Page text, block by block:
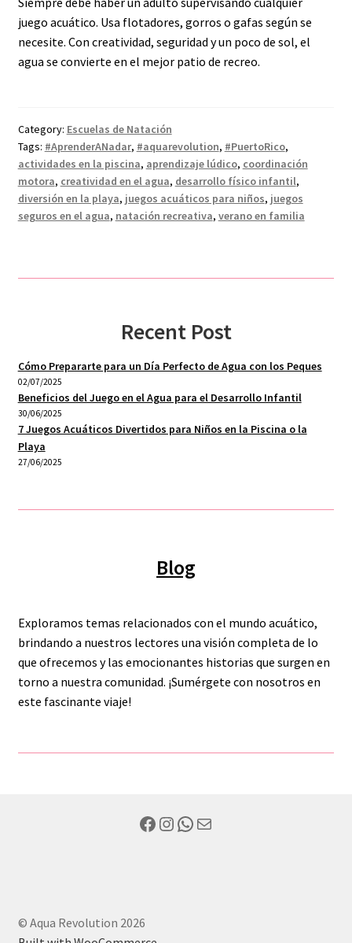
juego acuático. Usa flotadores, gorros o gafas según se
necesite. Con creatividad, seguridad y un poco de sol, el
agua se convierte en el mejor patio de recreo.
Category: Escuelas de Natación
Tags: #AprenderANadar, #aquarevolution, #PuertoRico,
actividades en la piscina, aprendizaje lúdico, coordinación
motora, creatividad en el agua, desarrollo físico infantil,
diversión en la playa, juegos acuáticos para niños, juegos
seguros en el agua, natación recreativa, verano en familia
Recent Post
Cómo Prepararte para un Día Perfecto de Agua con los Peques
02/07/2025
Beneficios del Juego en el Agua para el Desarrollo Infantil
30/06/2025
7 Juegos Acuáticos Divertidos para Niños en la Piscina o la
Playa
27/06/2025
Blog
Exploramos temas relacionados con el mundo acuático,
brindando a nuestros lectores una visión completa de lo
que ofrecemos y las emocionantes historias que surgen en
torno a nuestra comunidad. ¡Sumérgete con nosotros en
este fascinante viaje!
Facebook
Instagram
WhatsApp
Mail
© Aqua Revolution 2026